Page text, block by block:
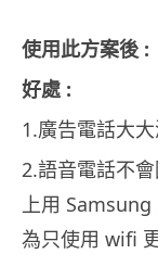
使用此方案後 :
好處 :
1.廣告電話大
2.語音電話不
上用 Samsung
為只使用 wifi